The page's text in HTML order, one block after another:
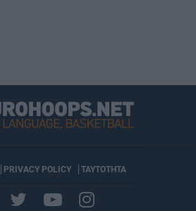
PRIVACY POLICY ΤΑΥΤΟΤΗΤΑ